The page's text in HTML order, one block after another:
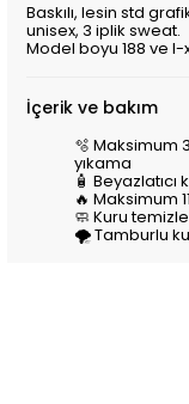
Baskılı, lesin std
unisex, 3 iplik sweat.
Model boyu 188 ve
İçerik ve bakım
🫧 Maksimum
yıkama
🧴 Beyazlatıcı
🔥 Maksimum
🧼 Kuru
🌪️ Tamburlu